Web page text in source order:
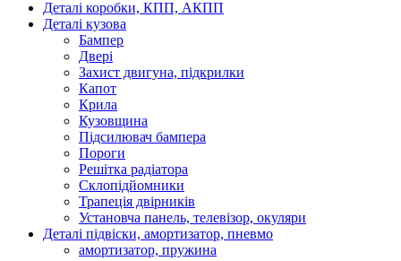
Деталі коробки, КПП, АКПП
Деталі кузова
Бампер
Двері
Захист двигуна, підкрилки
Капот
Крила
Кузовщина
Підсилювач бампера
Пороги
Решітка радіатора
Склопідйомники
Трапеція двірників
Установча панель, телевізор, окуляри
Деталі підвіски, амортизатор, пневмо
амортизатор, пружина